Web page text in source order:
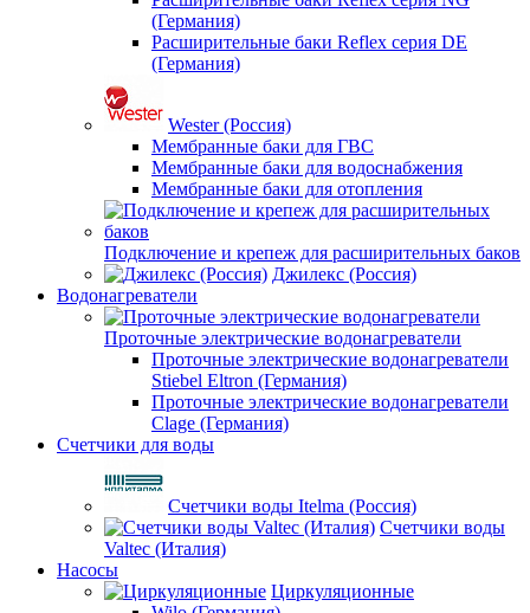
(Германия)
Расширительные баки Reflex серия DE
(Германия)
Wester (Россия)
Мембранные баки для ГВС
Мембранные баки для водоснабжения
Мембранные баки для отопления
Подключение и крепеж для расширительных баков
Джилекс (Россия)
Водонагреватели
Проточные электрические водонагреватели
Проточные электрические водонагреватели
Stiebel Eltron (Германия)
Проточные электрические водонагреватели
Clage (Германия)
Счетчики для воды
Счетчики воды Itelma (Россия)
Счетчики воды
Valtec (Италия)
Насосы
Циркуляционные